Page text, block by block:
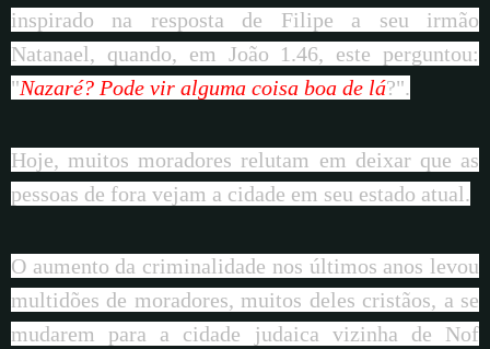
inspirado na resposta de Filipe a seu irmão
Natanael, quando, em João 1.46, este perguntou:
"Nazaré? Pode vir alguma coisa boa de lá?".
Hoje, muitos moradores relutam em deixar que as
pessoas de fora vejam a cidade em seu estado atual.
O aumento da criminalidade nos últimos anos levou
multidões de moradores, muitos deles cristãos, a se
mudarem para a cidade judaica vizinha de Nof